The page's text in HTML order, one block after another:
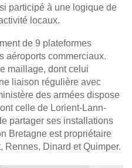
participé à une logique de
locaux.
de 9 plateformes
aéroports commerciaux.
maillage, dont celui
liaison régulière avec
des armées dispose
celle de Lorient-Lann-
partager ses installations
Bretagne est propriétaire
Rennes, Dinard et Quimper.